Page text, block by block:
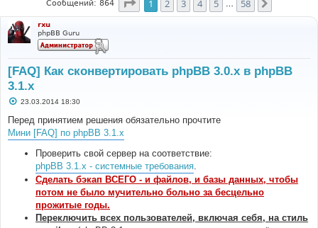
Сообщений: 864 Страница 1 из58
1 2 3 4 5 58
rxu
phpBB Guru
[FAQ] Как сконвертировать phpBB 3.0.х в phpBB
3.1.х
С
о
б
щ
е
23.03.2014 18:30
Перед принятием решения обязательно прочтите
Мини [FAQ] по phpBB 3.1.x
Проверить свой сервер на соответствие:
phpBB 3.1.x - системные требования.
Сделать бэкап ВСЕГО - и файлов, и базы данных, чтобы
потом не было мучительно больно за бесцельно
прожитые годы.
Переключить всех пользователей, включая себя, на стиль